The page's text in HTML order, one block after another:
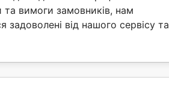
та вимоги замовників, нам
від нашого сервісу та